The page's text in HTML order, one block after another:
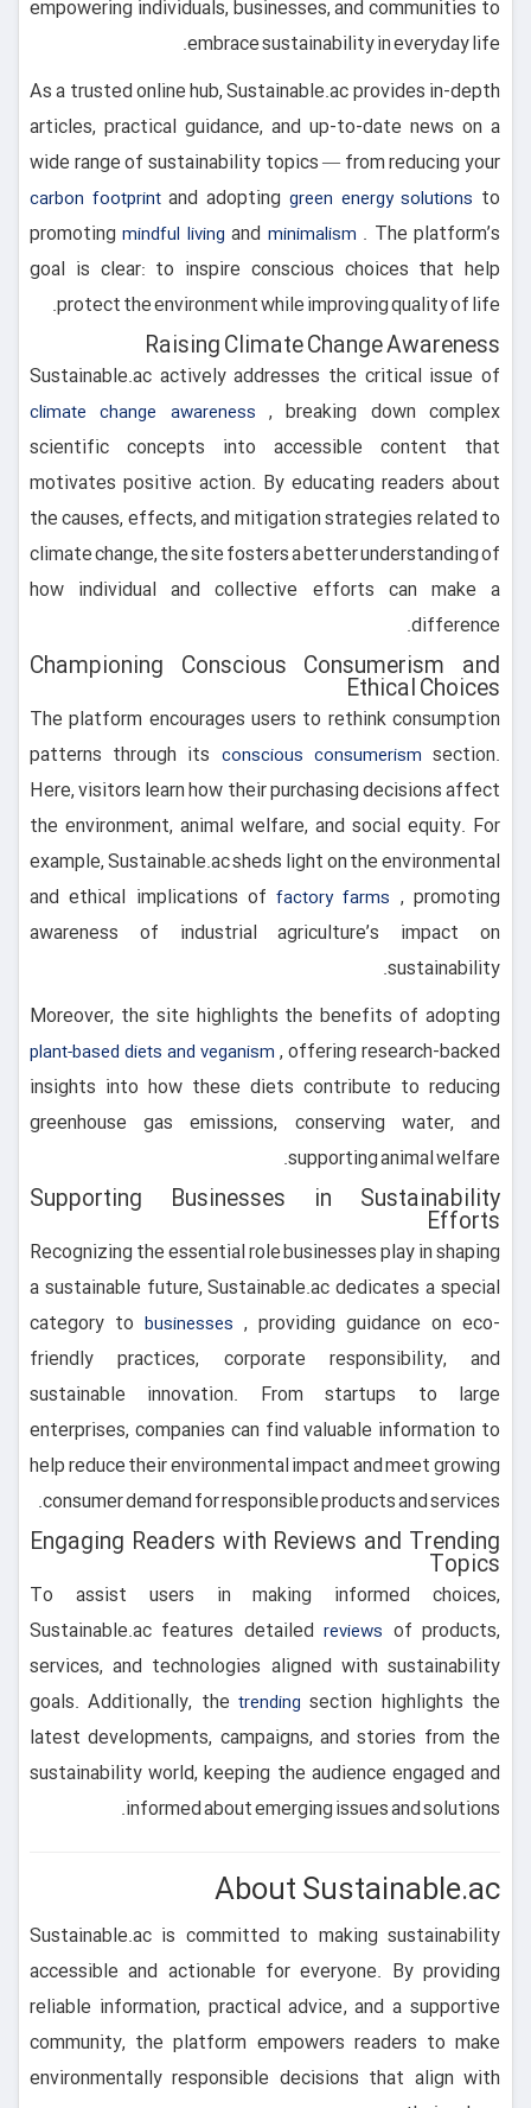
empowering individuals, businesses, and communities to
embrace sustainability in everyday life.
As a trusted online hub, Sustainable.ac provides in-depth
articles, practical guidance, and up-to-date news on a
wide range of sustainability topics — from reducing your
carbon footprintand adopting green energy solutions to
promotingmindful living and minimalism . The platform’s
goal is clear: to inspire conscious choices that help
protect the environment while improving quality of life.
Raising Climate Change Awareness
Sustainable.ac actively addresses the critical issue of
climate change awareness , breaking down complex
scientific concepts into accessible content that
motivates positive action. By educating readers about
the causes, effects, and mitigation strategies related to
climate change, the site fosters a better understanding of
how individual and collective efforts can make a
difference.
Championing Conscious Consumerism and
Ethical Choices
The platform encourages users to rethink consumption
patterns through its conscious consumerism section.
Here, visitors learn how their purchasing decisions affect
the environment, animal welfare, and social equity. For
example, Sustainable.ac sheds light on the environmental
and ethical implications offactory farms , promoting
awareness of industrial agriculture’s impact on
sustainability.
Moreover, the site highlights the benefits of adopting
plant-based diets and veganism , offering research-backed
insights into how these diets contribute to reducing
greenhouse gas emissions, conserving water, and
supporting animal welfare.
Supporting Businesses in Sustainability
Efforts
Recognizing the essential role businesses play in shaping
a sustainable future, Sustainable.ac dedicates a special
category to businesses , providing guidance on eco-
friendly practices, corporate responsibility, and
sustainable innovation. From startups to large
enterprises, companies can find valuable information to
help reduce their environmental impact and meet growing
consumer demand for responsible products and services.
Engaging Readers with Reviews and Trending
Topics
To assist users in making informed choices,
Sustainable.ac features detailedreviews of products,
services, and technologies aligned with sustainability
goals. Additionally, the trending section highlights the
latest developments, campaigns, and stories from the
sustainability world, keeping the audience engaged and
informed about emerging issues and solutions.
About Sustainable.ac
Sustainable.ac is committed to making sustainability
accessible and actionable for everyone. By providing
reliable information, practical advice, and a supportive
community, the platform empowers readers to make
environmentally responsible decisions that align with